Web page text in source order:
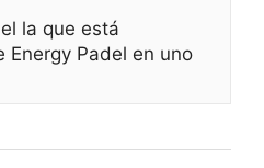
la que está
Energy Padel en uno